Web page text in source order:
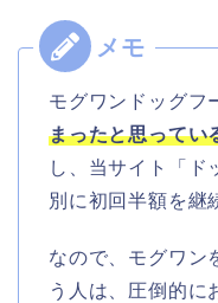
モグワンドッグフ
まったと思ってい
し、当サイト「ド
別に初回半額を継
なので、モグワン
う人は、圧倒的に